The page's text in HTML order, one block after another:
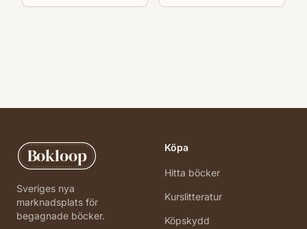
Bokloop
Sveriges nya
marknadsplats för
begagnade böcker.
Köpa
Hitta böcker
Kurslitteratur
Köpskydd